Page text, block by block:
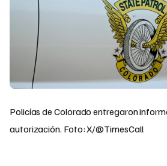
Policías de Colorado entregaron
autorización. Foto: X/@TimesCall